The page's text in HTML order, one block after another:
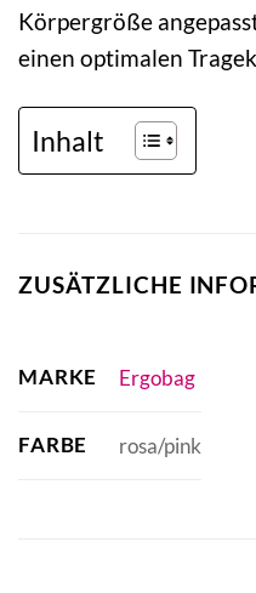
Körpergröße
einen optimalen
Inhalt
ZUSÄTZLICHE
MARKE Ergobag
FARBE rosa/pink